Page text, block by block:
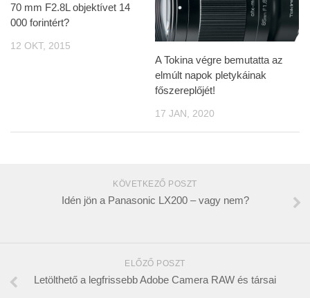
70 mm F2.8L objektívet 14
000 forintért?
12 OKT, 2015
A Tokina végre bemutatta az
elmúlt napok pletykáinak
főszereplőjét!
17 JAN, 2020
KÖVETKEZŐ POSZT
Idén jön a Panasonic LX200 – vagy nem?
ELŐZŐ POSZT
Letölthető a legfrissebb Adobe Camera RAW és társai